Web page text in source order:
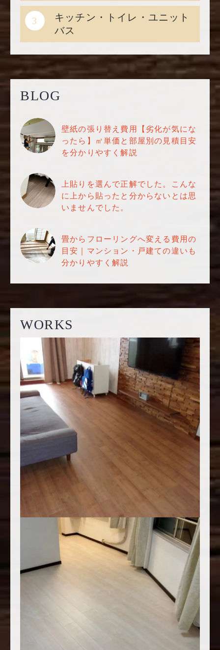
3
キッチン・トイレ・ユニット
バス
BLOG
壁紙の張り替え費用【劣化が気にな
ったら】㎡単価と部屋別の見積目安
を分かりやすく解説
上貼りを選んで正解でした。こんな
に上から貼ったと分からないとは思
いませんでした。
畳からフローリングへ変える費用の
目安｜マンション・戸建ての違いも
分かりやすく解説
WORKS